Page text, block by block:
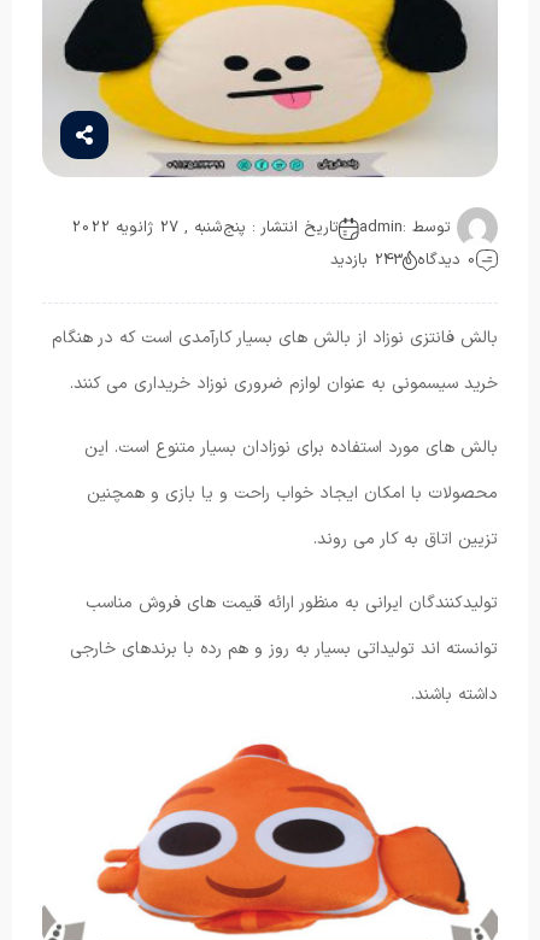
توسط :admin
تاریخ انتشار : پنج‌شنبه , 27 ژانویه 2022
0 دیدگاه
243 بازدید
بالش فانتزی نوزاد از بالش های بسیار کارآمدی است که در هنگام
خرید سیسمونی به عنوان لوازم ضروری نوزاد خریداری می کنند.
بالش های مورد استفاده برای نوزادان بسیار متنوع است. این
محصولات با امکان ایجاد خواب راحت و یا بازی و همچنین
تزیین اتاق به کار می روند.
تولیدکنندگان ایرانی به منظور ارائه قیمت های فروش مناسب
توانسته اند تولیداتی بسیار به روز و هم رده با برندهای خارجی
داشته باشند.